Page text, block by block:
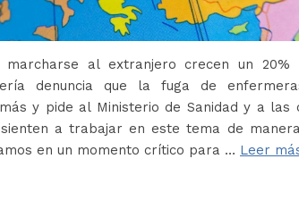
al extranjero crecen un 20%
denuncia que la fuga de
y pide al Ministerio de Sanidad y a las
a trabajar en este tema de
en un momento crítico para … Leer